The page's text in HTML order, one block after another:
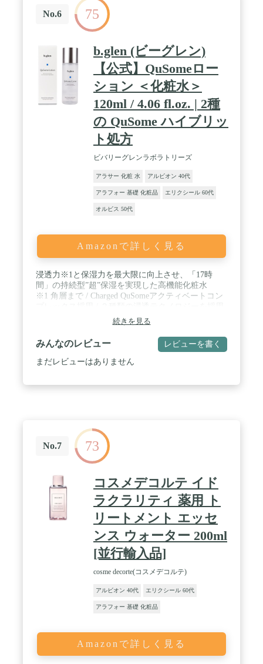
No.6 75
b.glen (ビーグレン)
【公式】QuSomeロー
ション ＜化粧水＞
120ml / 4.06 fl.oz. | 2種
の QuSome ハイブリッ
ト処方
ビバリーグレンラボラトリーズ
アラサー 化粧 水 アルビオン 40代
アラフォー 基礎 化粧品 エリクシール 60代
オルビス 50代
Amazonで詳しく見る
浸透力※1と保湿力を最大限に向上させ、「17時
間」の持続型”超”保湿を実現した高機能化粧水
※1 角層まで / Charged QuSomeアクティベートコン
し、それぞれが角層内の上部と奥深くへ狙って美容
成分を届ける / まろやかな感触で、 仕上がりは吸い
付くような柔肌に / みずみずしさの中に濃厚さを秘
めたテクスチャー / 一日中乾燥知らずの肌を目指す
方へ
続きを見る
みんなのレビュー レビューを書く
まだレビューはありません
No.7 73
コスメデコルテ イド
ラクラリティ 薬用 ト
リートメント エッセ
ンス ウォーター 200ml
[並行輸入品]
cosme decorte(コスメデコルテ)
アルビオン 40代 エリクシール 60代
アラフォー 基礎 化粧品
Amazonで詳しく見る